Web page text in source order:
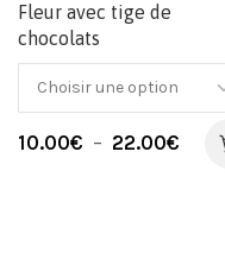
Fleur avec tige de
chocolats
10.00€ – 22.00€